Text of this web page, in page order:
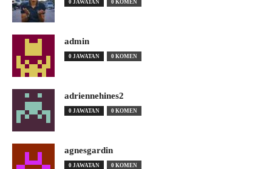
0 JAWATAN 0 KOMEN
admin
0 JAWATAN 0 KOMEN
adriennehines2
0 JAWATAN 0 KOMEN
agnesgardin
0 JAWATAN 0 KOMEN